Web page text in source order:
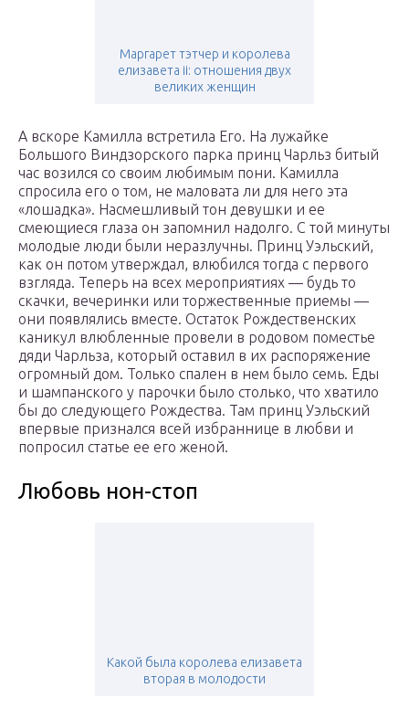
Маргарет тэтчер и королева
елизавета ii: отношения двух
великих женщин
А вскоре Камилла встретила Его. На лужайке
Большого Виндзорского парка принц Чарльз битый
час возился со своим любимым пони. Камилла
спросила его о том, не маловата ли для него эта
«лошадка». Насмешливый тон девушки и ее
смеющиеся глаза он запомнил надолго. С той минуты
молодые люди были неразлучны. Принц Уэльский,
как он потом утверждал, влюбился тогда с первого
взгляда. Теперь на всех мероприятиях — будь то
скачки, вечеринки или торжественные приемы —
они появлялись вместе. Остаток Рождественских
каникул влюбленные провели в родовом поместье
дяди Чарльза, который оставил в их распоряжение
огромный дом. Только спален в нем было семь. Еды
и шампанского у парочки было столько, что хватило
бы до следующего Рождества. Там принц Уэльский
впервые признался всей избраннице в любви и
попросил статье ее его женой.
Любовь нон-стоп
Какой была королева елизавета
вторая в молодости